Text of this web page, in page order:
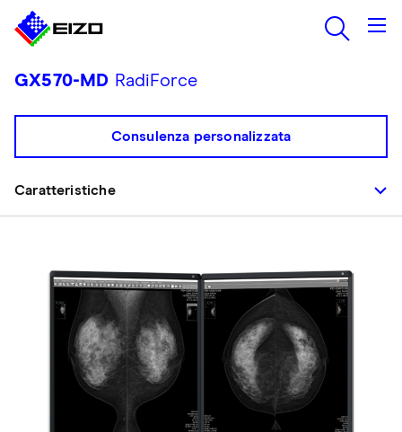
GX570-MD RadiForce
Caratteristiche
Consulenza personalizzata